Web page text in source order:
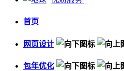
首页
网页设计
包年优化